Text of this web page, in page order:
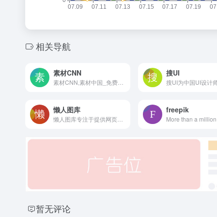
相关导航
素材CNN 搜UI
懒人图库 freepik
暂无评论